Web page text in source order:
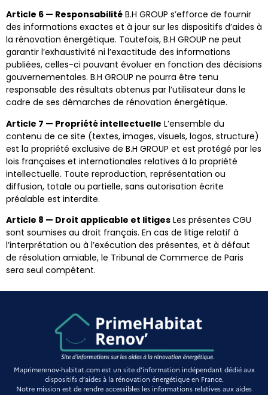
Article 6 — Responsabilité B.H GROUP s’efforce de fournir
des informations exactes et à jour sur les dispositifs d’aides à
la rénovation énergétique. Toutefois, B.H GROUP ne peut
garantir l’exhaustivité ni l’exactitude des informations
publiées, celles-ci pouvant évoluer en fonction des décisions
gouvernementales. B.H GROUP ne pourra être tenu
responsable des résultats obtenus par l’utilisateur dans le
cadre de ses démarches de rénovation énergétique.
Article 7 — Propriété intellectuelle L’ensemble du
contenu de ce site (textes, images, visuels, logos, structure)
est la propriété exclusive de B.H GROUP et est protégé par les
lois françaises et internationales relatives à la propriété
intellectuelle. Toute reproduction, représentation ou
diffusion, totale ou partielle, sans autorisation écrite
préalable est interdite.
Article 8 — Droit applicable et litiges Les présentes CGU
sont soumises au droit français. En cas de litige relatif à
l’interprétation ou à l’exécution des présentes, et à défaut
de résolution amiable, le Tribunal de Commerce de Paris
sera seul compétent.
Maprimerenov-habitat.com est un site d’information indépendant dédié aux
dispositifs d’aides à la rénovation énergétique en France.
Notre mission est de rendre accessibles les informations relatives aux aides